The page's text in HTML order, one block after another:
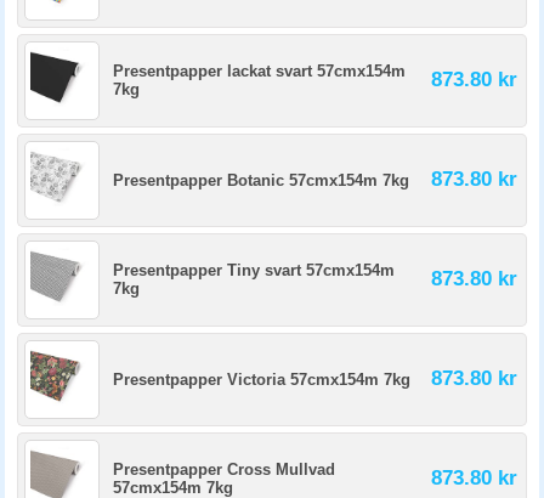
Presentpapper lackat svart 57cmx154m
7kg
873.80 kr
Presentpapper Botanic 57cmx154m 7kg 873.80 kr
Presentpapper Tiny svart 57cmx154m
7kg
873.80 kr
Presentpapper Victoria 57cmx154m 7kg 873.80 kr
Presentpapper Cross Mullvad
57cmx154m 7kg
873.80 kr